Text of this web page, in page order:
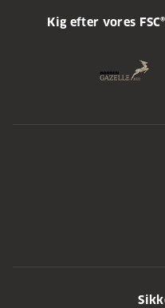
Kig efter vores